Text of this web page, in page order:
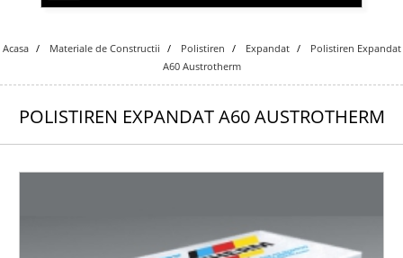
Acasa Materiale de Constructii Polistiren Expandat
Polistiren Expandat
A60 Austrotherm
POLISTIREN EXPANDAT A60 AUSTROTHERM